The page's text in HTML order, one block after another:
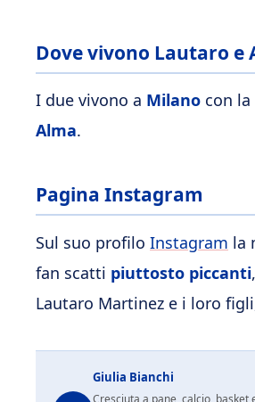
Dove vivono Lautaro e
I due vivono a Milano con
Alma.
Pagina Instagram
Sul suo profilo Instagram la
fan scatti piuttosto piccanti
Lautaro Martinez e i loro
Giulia Bianchi
Cresciuta a pane, calcio,